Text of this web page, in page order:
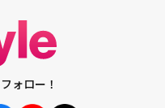
ォロー！